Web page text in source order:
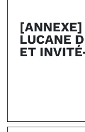
[ANNEXE]
LUCANE
ET